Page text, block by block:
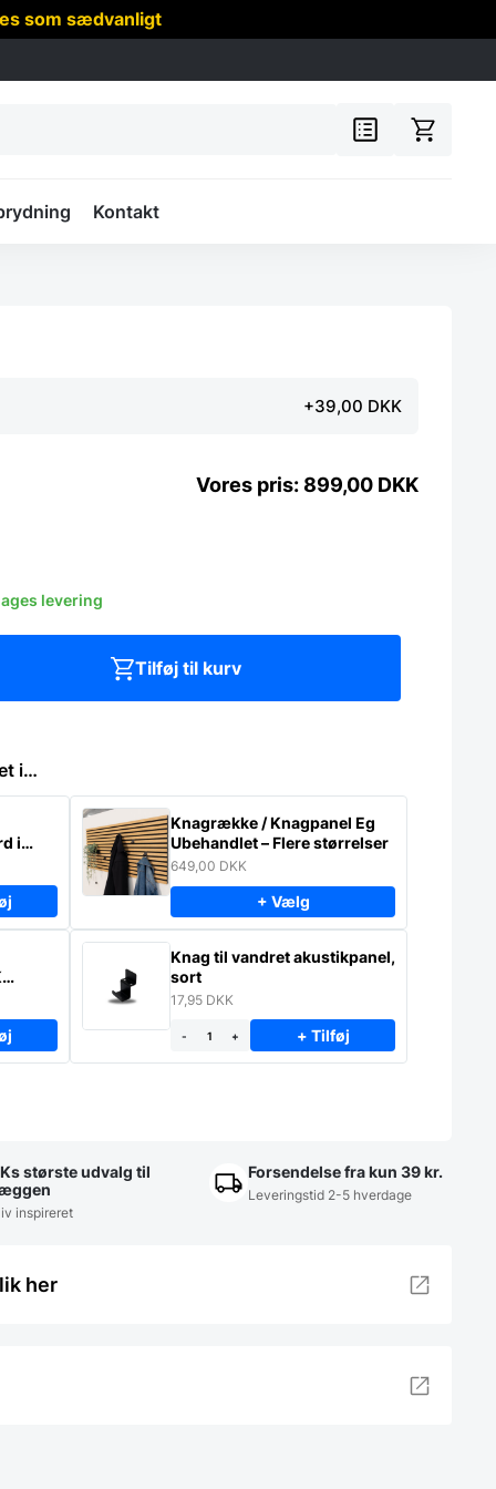
som sædvanligt
Kontakt
+39,00 DKK
899,00 DKK
levering
Tilføj til kurv
i…
i
Knagrække / Knagpanel Eg
Ubehandlet – Flere størrelser
649,00 DKK
+ Vælg
Knag til vandret akustikpanel,
sort
17,95 DKK
- + + Tilføj
største udvalg til
inspireret
Forsendelse fra kun 39 kr.
Leveringstid 2-5 hverdage
her